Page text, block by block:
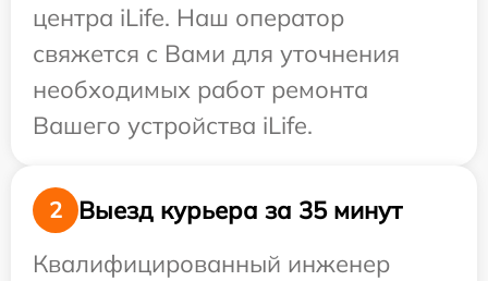
центра iLife. Наш оператор
свяжется с Вами для уточнения
необходимых работ ремонта
Вашего устройства iLife.
2
Выезд курьера за 35 минут
Квалифицированный инженер